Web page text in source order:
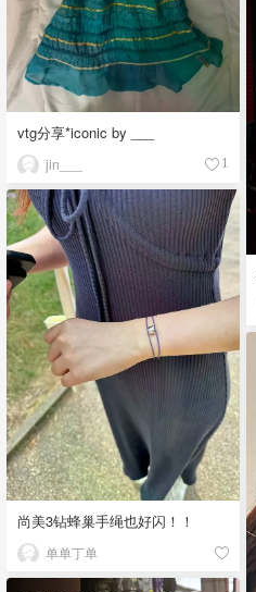
vtg分享*iconic by ___
jin___ 1
尚美3钻蜂巢手绳也好闪！！
单单丁单